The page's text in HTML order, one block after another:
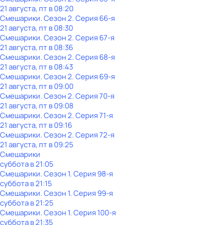
21 августа, пт в 08:20
Смешарики. Сезон 2. Серия 66-я
21 августа, пт в 08:30
Смешарики. Сезон 2. Серия 67-я
21 августа, пт в 08:36
Смешарики. Сезон 2. Серия 68-я
21 августа, пт в 08:43
Смешарики. Сезон 2. Серия 69-я
21 августа, пт в 09:00
Смешарики. Сезон 2. Серия 70-я
21 августа, пт в 09:08
Смешарики. Сезон 2. Серия 71-я
21 августа, пт в 09:16
Смешарики. Сезон 2. Серия 72-я
21 августа, пт в 09:25
Смешарики
субботав21:05
Смешарики. Сезон 1. Серия 98-я
субботав21:15
Смешарики. Сезон 1. Серия 99-я
субботав21:25
Смешарики. Сезон 1. Серия 100-я
субботав21:35